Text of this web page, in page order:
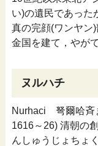
い)の遺民であった
真の完顔(ワンヤン
金国を建て，やが
ヌルハチ
Nurhaci 弩爾哈斉
1616～26) 清朝の
んしゅうじょちょ